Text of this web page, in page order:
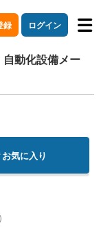
録 ログイン
自動化設備メー
お気に入り